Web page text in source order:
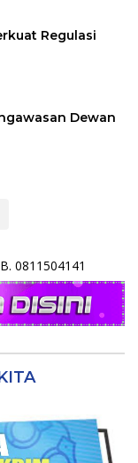
Regulasi
Dewan